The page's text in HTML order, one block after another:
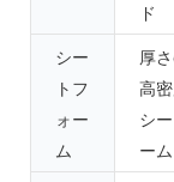
ド
シー
トフ
ォー
ム
厚
高
シ
ーム